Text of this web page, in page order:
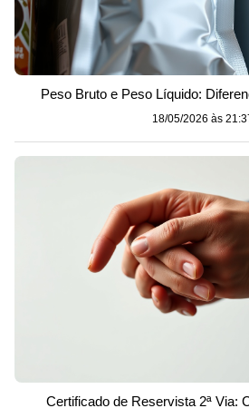
Peso Bruto e Peso Líquido:
18/05/2026 às
Certificado de Reservista 2ª Via: